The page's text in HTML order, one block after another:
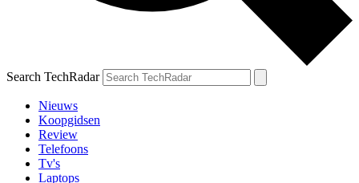
Search TechRadar
Nieuws
Koopgidsen
Review
Telefoons
Tv's
Laptops